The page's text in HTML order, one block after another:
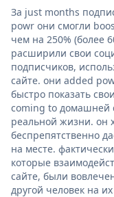
За just months
powr они смогли
чем на 250% (более
расширили свои
подписчиков,
сайте. они added
быстро показать
coming to домашней
реальной жизни. он
беспрепятственно
на месте.
которые
сайте, были
другой человек на